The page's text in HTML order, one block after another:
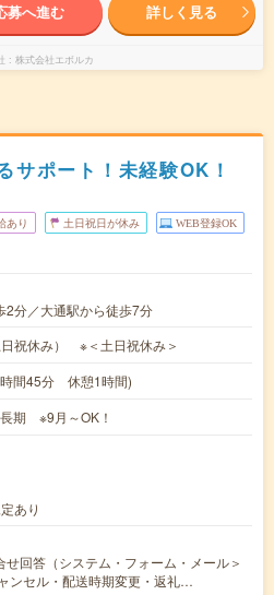
募へ進む 詳しく見る
株式会社エボルカ
サポート！未経験OK！
あり 土日祝日が休み WEB登録OK
2分／大通駅から徒歩7分
祝休み） ※＜土日祝休み＞
間45分 休憩1時間)
期 ※9月～OK！
あり
せ回答（システム・フォーム・メール＞
ンセル・配送時期変更・返礼…